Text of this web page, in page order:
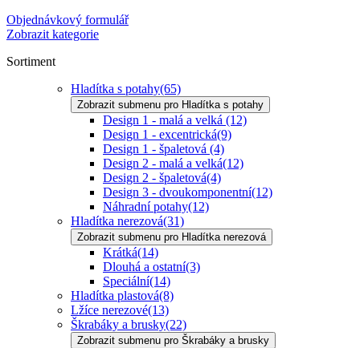
Objednávkový formulář
Zobrazit kategorie
Sortiment
Hladítka s potahy(65)
Zobrazit submenu pro Hladítka s potahy
Design 1 - malá a velká (12)
Design 1 - excentrická(9)
Design 1 - špaletová (4)
Design 2 - malá a velká(12)
Design 2 - špaletová(4)
Design 3 - dvoukomponentní(12)
Náhradní potahy(12)
Hladítka nerezová(31)
Zobrazit submenu pro Hladítka nerezová
Krátká(14)
Dlouhá a ostatní(3)
Speciální(14)
Hladítka plastová(8)
Lžíce nerezové(13)
Škrabáky a brusky(22)
Zobrazit submenu pro Škrabáky a brusky